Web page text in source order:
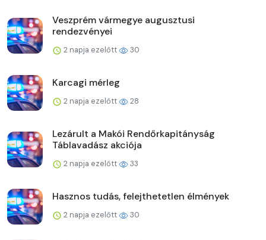
Veszprém vármegye augusztusi
rendezvényei
2 napja ezelőtt 30
Karcagi mérleg
2 napja ezelőtt 28
Lezárult a Makói Rendőrkapitányság
Táblavadász akciója
2 napja ezelőtt 33
Hasznos tudás, felejthetetlen élmények
2 napja ezelőtt 30